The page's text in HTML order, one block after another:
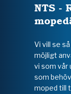
NTS -
Vi vill se
möjligt
vi som vår
som
moped till